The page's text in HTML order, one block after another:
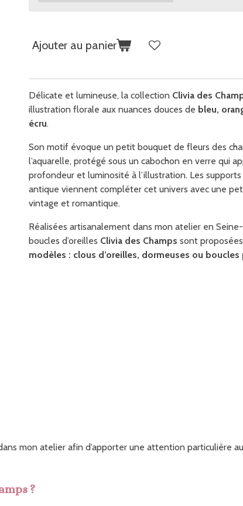
Ajouter au panier
Délicate et lumineuse, la collection Clivia des
illustration florale aux nuances douces de bleu,
écru.
Son motif évoque un petit bouquet de fleurs des
l’aquarelle, protégé sous un cabochon en verre qui
profondeur et luminosité à l’illustration. Les
antique viennent compléter cet univers avec une
vintage et romantique.
Réalisées artisanalement dans mon atelier en
boucles d’oreilles Clivia des Champs sont
modèles : clous d’oreilles, dormeuses ou boucles
mon atelier afin d’apporter une attention particulière
?